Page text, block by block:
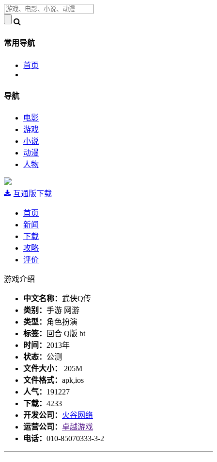
常用导航
首页
导航
电影
游戏
小说
动漫
人物
互通版下载
首页
新闻
下载
攻略
评价
游戏介绍
中文名称： 武侠Q传
类别： 手游 网游
类型： 角色扮演
标签：
回合 Q版 bt
时间： 2013年
状态： 公测
文件大小： 205M
文件格式： apk,ios
人气： 191227
下载： 4233
开发公司： 火谷网络
运营公司： 卓越游戏
电话： 010-85070333-3-2